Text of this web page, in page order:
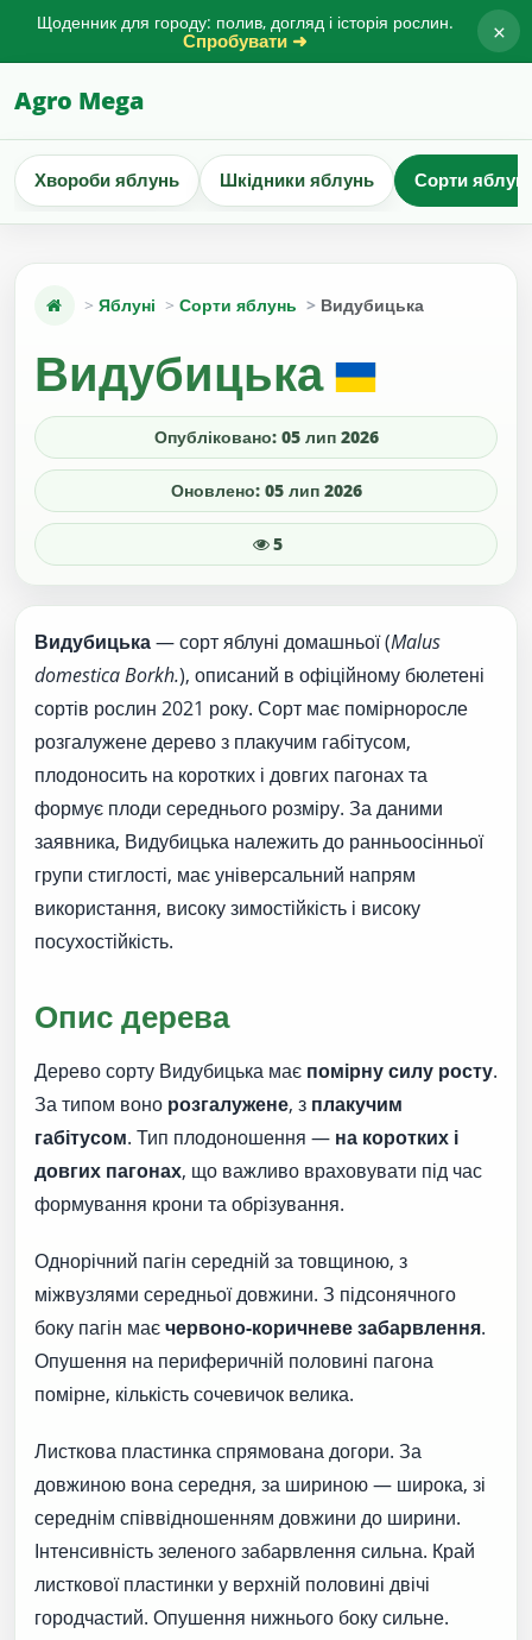
Щоденник для городу: полив, догляд і історія рослин.
Спробувати ➜ ×
Agro Mega
Хвороби яблунь Шкідники яблунь Сорти
Яблуні Сорти яблунь Видубицька
Видубицька
Опубліковано: 05 лип 2026
Оновлено: 05 лип 2026
5
Видубицька— сорт яблуні домашньої (Malus
domestica Borkh.), описаний в офіційному бюлетені
сортів рослин 2021 року. Сорт має помірноросле
розгалужене дерево з плакучим габітусом,
плодоносить на коротких і довгих пагонах та
формує плоди середнього розміру. За даними
заявника, Видубицька належить до ранньоосінньої
групи стиглості, має універсальний напрям
використання, високу зимостійкість і високу
посухостійкість.
Опис дерева
Дерево сорту Видубицька має помірну силу росту.
За типом воно розгалужене, з плакучим
габітусом. Тип плодоношення — на коротких і
довгих пагонах, що важливо враховувати під час
формування крони та обрізування.
Однорічний пагін середній за товщиною, з
міжвузлями середньої довжини. З підсонячного
боку пагін маєчервоно-коричневе забарвлення.
Опушення на периферичній половині пагона
помірне, кількість сочевичок велика.
Листкова пластинка спрямована догори. За
довжиною вона середня, за шириною — широка, зі
середнім співвідношенням довжини до ширини.
Інтенсивність зеленого забарвлення сильна. Край
листкової пластинки у верхній половині двічі
городчастий. Опушення нижнього боку сильне.